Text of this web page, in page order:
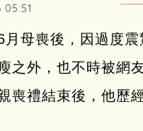
月母喪後，因過度
之外，也不時被網
喪禮結束後，他歷
算復出演藝圈。根